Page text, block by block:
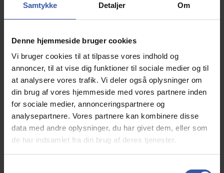
Samtykke Detaljer Om
Denne hjemmeside bruger cookies
Vi bruger cookies til at tilpasse vores indhold og
annoncer, til at vise dig funktioner til sociale medier og til
at analysere vores trafik. Vi deler også oplysninger om
din brug af vores hjemmeside med vores partnere inden
for sociale medier, annonceringspartnere og
analysepartnere. Vores partnere kan kombinere disse
data med andre oplysninger, du har givet dem, eller som
de har indsamlet fra din brug af deres tjenester.